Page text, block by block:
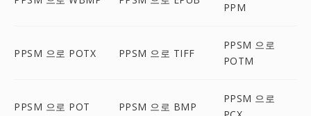
PPM
PPSM 으로 POTX PPSM 으로 TIFF
PPSM 으로
POTM
PPSM 으로 POT PPSM 으로 BMP
PPSM 으로